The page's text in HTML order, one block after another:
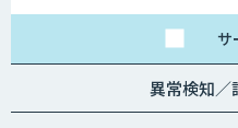
サ
異常検知